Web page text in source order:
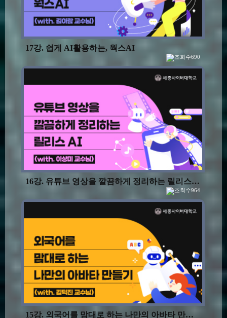
17강. 쉽게 AI활용하는, 웍스AI
690
16강. 유튜브 영상을 깔끔하게 정리하는 릴리스 AI
964
15강. 외국어를 맘대로 하는 나만의 아바타 만들기